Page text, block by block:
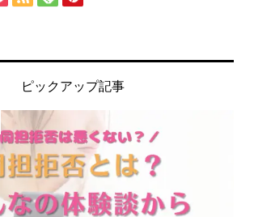
ピックアップ記事